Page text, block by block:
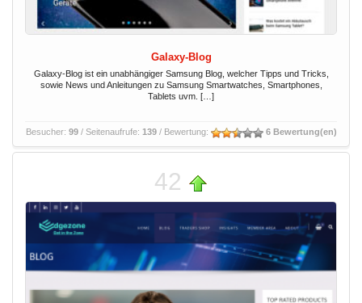
Galaxy-Blog
Galaxy-Blog ist ein unabhängiger Samsung Blog, welcher Tipps und Tricks,
sowie News und Anleitungen zu Samsung Smartwatches, Smartphones,
Tablets uvm. […]
Besucher: 99/ Seitenaufrufe: 139/ Bewertung: 6 Bewertung(en)
42